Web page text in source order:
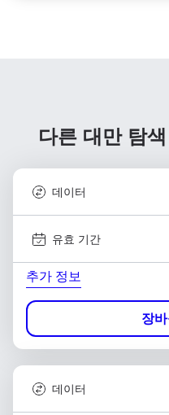
다른 대만 탐색
데이터
유효 기간
추가 정보
장바
데이터